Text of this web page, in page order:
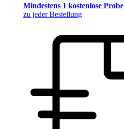
Mindestens 1 kostenlose Probe
zu jeder Bestellung